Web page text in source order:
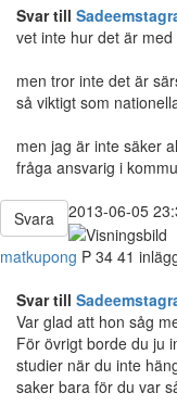
Svar till
vet inte hur det är
men tror inte det är
så viktigt som
men jag är inte säker
fråga ansvarig i
Svara
2013-06-05
matkupong P 34 41
Svar till
Var glad att hon såg
För övrigt borde du ju
studier när du inte
saker bara för du var